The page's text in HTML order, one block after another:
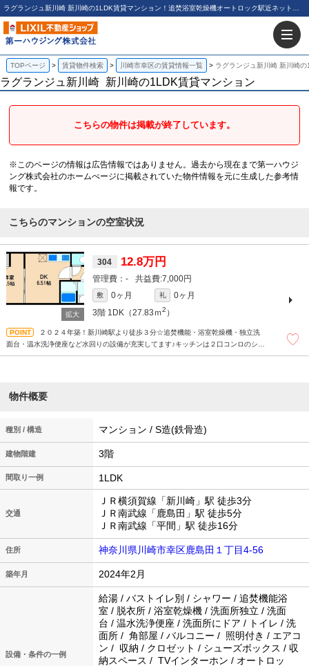
TOPページ 賃貸物件検索 川崎市幸区の賃貸情報一覧 ラグランジュ新川崎 新川崎
ラグランジュ新川崎 新川崎の1LDK賃貸マンション
こちらの物件は掲載が終了しています。
※このページの情報は広告情報ではありません。過去から現在まで第一ハウジ
ング株式会社のホームぺージに掲載されていた物件情報を元に生成した参考情
報です。
こちらのマンションの空室状況
304 12.8万円
- 7,000円
敷 0ヶ月 礼
0ヶ月
3階 1DK（27.83ｍ2 ）
２０２４年築！新川崎駅より徒歩３分☆追焚機能・浴室乾燥機・独立洗
面台・温水洗浄便座など水回りの設備が充実してます♪キッチンは２口コンロのシス
物件概要
種別 / 構造 マンション / S造(鉄骨造)
建物階建 3階
間取り一例 1LDK
交通
ＪＲ横須賀線「新川崎」駅 徒歩3分
ＪＲ南武線「鹿島田」駅 徒歩5分
ＪＲ南武線「平間」駅 徒歩16分
住所 神奈川県川崎市幸区鹿島田１丁目4-56
築年月 2024年2月
設備・条件の一例
給湯 / バストイレ別 / シャワー / 追焚機能浴
室 / 脱衣所 / 浴室乾燥機 / 洗面所独立 / 洗面
台 / 温水洗浄便座 / 洗面所にドア / トイレ / 洗
面所 / 角部屋 / バルコニー / 照明付き / エアコ
ン / 収納 / クロゼット / シューズボックス / 収
納スペース / TVインターホン / オートロッ